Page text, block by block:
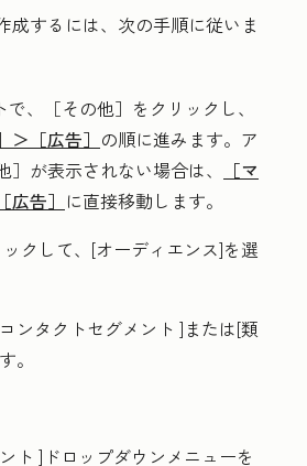
成するには、次の手順に従いま
、
［その他］をクリックし、
＞ ［広告］ の順に進みます。ア
］が表示されない場合は、
［マ
［広告］ に直接移動します。
クして、[オーディエンス]を選
コンタクトセグメント ]または[類
。
ト ]ドロップダウンメニューを